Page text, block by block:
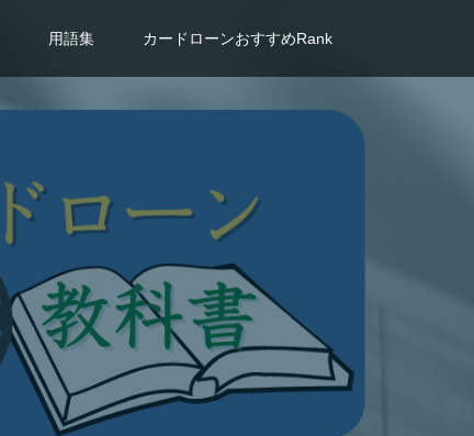
用語集 カードローンおすすめRank